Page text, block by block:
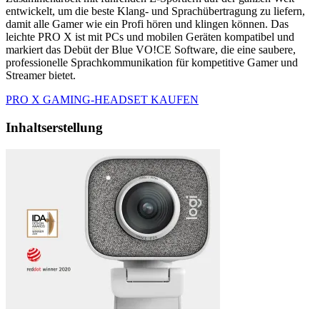
entwickelt, um die beste Klang- und Sprachübertragung zu liefern,
damit alle Gamer wie ein Profi hören und klingen können. Das
leichte PRO X ist mit PCs und mobilen Geräten kompatibel und
markiert das Debüt der Blue VO!CE Software, die eine saubere,
professionelle Sprachkommunikation für kompetitive Gamer und
Streamer bietet.
PRO X GAMING-HEADSET KAUFEN
Inhaltserstellung